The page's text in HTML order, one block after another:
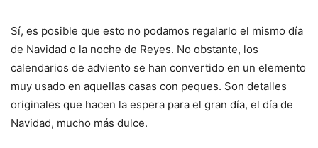
Sí, es posible que esto no podamos regalarlo el mismo día
de Navidad o la noche de Reyes. No obstante, los
calendarios de adviento se han convertido en un elemento
muy usado en aquellas casas con peques. Son detalles
originales que hacen la espera para el gran día, el día de
Navidad, mucho más dulce.